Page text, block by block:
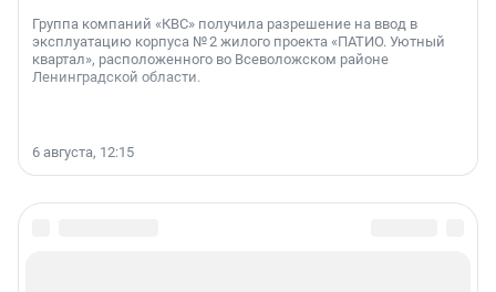
Группа компаний «КВС» получила разрешение на ввод в
эксплуатацию корпуса № 2 жилого проекта «ПАТИО. Уютный
квартал», расположенного во Всеволожском районе
Ленинградской области.
6 августа, 12:15